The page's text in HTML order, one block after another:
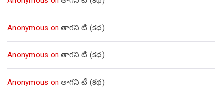
Anonymous onతాగని టీ (కథ)
Anonymous onతాగని టీ (కథ)
Anonymous onతాగని టీ (కథ)